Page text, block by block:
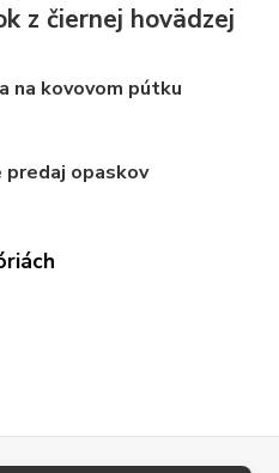
z čiernej hovädzej
na kovovom pútku
predaj opaskov